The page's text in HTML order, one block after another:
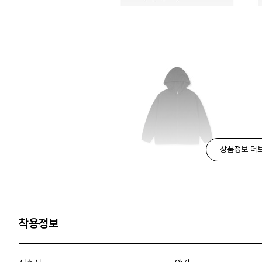
상품정보 더
착용정보